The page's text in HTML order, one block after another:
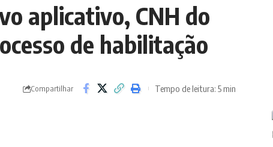
aplicativo, CNH do
de habilitação
Compartilhar Tempo de leitura: 5 min